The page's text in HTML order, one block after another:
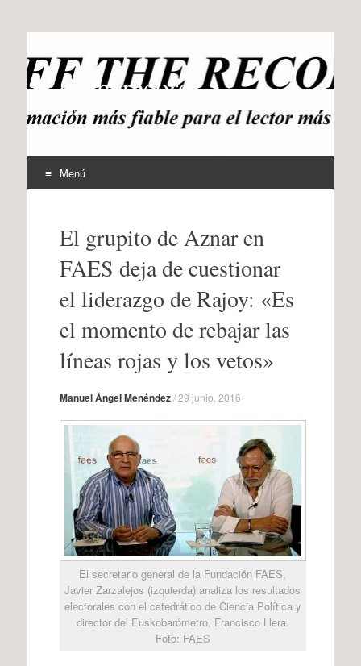
offtherecord
OTR
Menú
contenidoEl grupito de Aznar en
FAES deja de cuestionar
el liderazgo de Rajoy: «Es
el momento de rebajar las
líneas rojas y los vetos»
Manuel Ángel Menéndez/29 junio, 2016
El secretario general de la Fundación FAES,
Javier Zarzalejos (izquierda) analiza los resultados
electorales con el catedrático de Ciencia Política y
director del Euskobarómetro, Francisco Llera.
Foto: FAES